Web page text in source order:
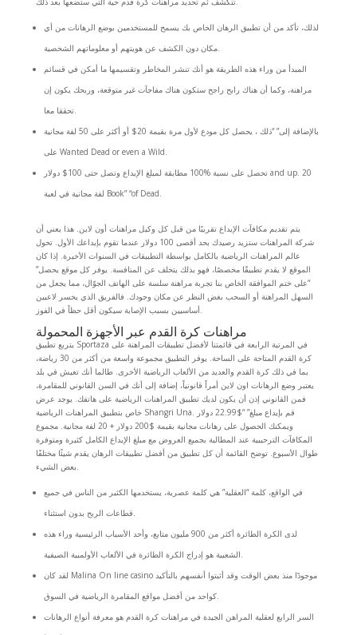
لذلك، تأكد من أن تطبيق الرهان الخاص بك يسمح للمستخدمين بوضع الرهانات من أي
مكان دون الكشف عن هويتهم أو معلوماتهم الشخصية.
المبدأ من وراء هذه الطريقة هو أنك تنشر المخاطر وتقسيمها ما أمكن في قسائم
مراهنة، وكما أن هناك رابح راجح ستكون هناك مفاجآت غير متوقعة، وربحك يكون إن
تحققا معا.
بالإضافة إلى” “ذلك ، يحصل كل مودع لأول مرة بقيمة 20$ أو أكثر على 50 لفة مجانية
على Wanted Dead or even a Wild.
تحصل على نسبة %100 مطابقة لمبلغ الإيداع وتصل حتى 100$ دولار and up. 20
لفة مجانية في لعبة Book” “of Dead.
يتم تقديم مكافآت الإيداع تقريبًا من قبل كل وكيل مراهنات أون لاين. هذا يعني أن
شركة المراهنات ستزيد رصيدك بحد أقصى 100 دولار عندما تقوم بإيداعك الأول. تحول
عالم المراهنات الرياضية بالكامل بواسطة التطبيقات في السنوات الأخيرة. إذا كان
الموقع لا يقدم تطبيقًا مخصصًا، فهو بذلك يتخلف عن المنافسة. يوفر كل موقع يحصل”
“على ختم الموافقة الخاص بنا تجربة مراهنة سلسة على الهاتف الجوّال، مما يجعل من
السهل المراهنة أو السحب بغض النظر عن مكان وجودك. فالفريق الذي يخسر لاعبين
أساسيين بسبب الإصابة سيكون أقل حظاً في الفوز.
مراهنات كرة القدم عبر الأجهزة المحمولة
يتربع تطبيق Sportaza في المرتبة الرابعة في قائمتنا لأفضل تطبيقات المراهنة على
كرة القدم المتاحة على الساحة. يوفر التطبيق مجموعة واسعة من أكثر من 30 رياضة،
بما في ذلك كرة القدم والعديد من الألعاب الرياضية الأخرى. طالما أنك تعيش في بلد
يعتبر وضع الرهانات اون لاين أمراً قانونياً، إضافة إلى أنك في السن القانوني للمقامرة،
فمن القانوني إذن أن يكون لديك تطبيق المراهنات الرياضية على هاتفك. يوجد عرض
خاص بتطبيق المراهنات الرياضية Shangri Una. قم بإيداع مبلغ” “$22.99 دولار
ويمكنك الحصول على رهانات مجانية بقيمة $200 دولار + 20 لفة مجانية. مجموع
المكافآت الترحيبية عند المطالبة بجميع العروض مع مبلغ الإيداع الكامل كثيرة ومتوفرة
طوال الأسبوع. توضح القائمة أن كل تطبيق من أفضل تطبيقات الرهان يقدم شيئًا مختلفًا
بعض الشيء.
في الواقع، كلمة “العقلية” هي كلمة عصرية، يستخدمها الكثير من الناس في جميع
قطاعات الربح بدون استثناء.
لدى الكرة الطائرة أكثر من 900 مليون متابع، وأحد الأسباب الرئيسية وراء هذه
الشعبية هو إدراج الكرة الطائرة في الألعاب الأولمبية الصيفية.
لقد كان Malina On line casino موجودًا منذ بعض الوقت وقد أثبتوا أنفسهم بالتأكيد
كواحد من أفضل مواقع المقامرة الرياضية في السوق.
السر الرابع لعقلية المراهن الجيدة في مراهنات كرة القدم هو معرفة أنواع الرهانات